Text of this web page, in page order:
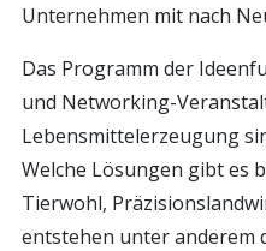
Unternehmen mit nach
Das Programm der
und Networking-
Lebensmittelerzeugung
Welche Lösungen gibt es
Tierwohl,
entstehen unter anderem